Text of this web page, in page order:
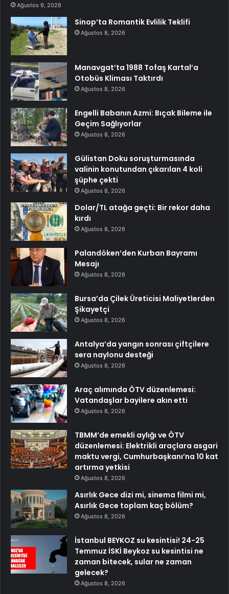
Ağustos 9, 2026
Sinop’ta Romantik Evlilik Teklifi
Ağustos 8, 2026
Manavgat’ta 1988 Tofaş Kartal’a
Otobüs Kliması Taktırdı
Ağustos 8, 2026
Engelli Babanın Azmi: Bıçak Bileme ile
Geçim Sağlıyorlar
Ağustos 8, 2026
Gülistan Doku soruşturmasında
valinin konutundan çıkarılan 4 koli
şüphe çekti
Ağustos 8, 2026
Dolar/TL atağa geçti: Bir rekor daha
kırdı
Ağustos 8, 2026
Palandöken’den Kurban Bayramı
Mesajı
Ağustos 8, 2026
Bursa’da Çilek Üreticisi Maliyetlerden
Şikayetçi
Ağustos 8, 2026
Antalya’da yangın sonrası çiftçilere
sera naylonu desteği
Ağustos 8, 2026
Araç alımında ÖTV düzenlemesi:
Vatandaşlar bayilere akın etti
Ağustos 8, 2026
TBMM’de emekli aylığı ve ÖTV
düzenlemesi: Elektrikli araçlara asgari
maktu vergi, Cumhurbaşkanı’na 10 kat
artırma yetkisi
Ağustos 8, 2026
Asırlık Gece dizi mi, sinema filmi mi,
Asırlık Gece toplam kaç bölüm?
Ağustos 8, 2026
İstanbul BEYKOZ su kesintisi! 24-25
Temmuz İSKİ Beykoz su kesintisi ne
zaman bitecek, sular ne zaman
gelecek?
Ağustos 8, 2026